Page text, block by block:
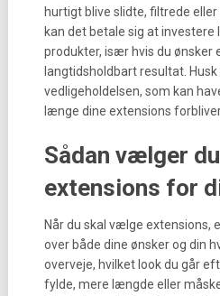
hurtigt blive slidte, filtrede
kan det betale sig at investere
produkter, især hvis du ønsker
langtidsholdbart resultat.
vedligeholdelsen, som kan
længe dine extensions
Sådan vælger
extensions for
Når du skal vælge extensions,
over både dine ønsker og din
overveje, hvilket look du går
fylde, mere længde eller